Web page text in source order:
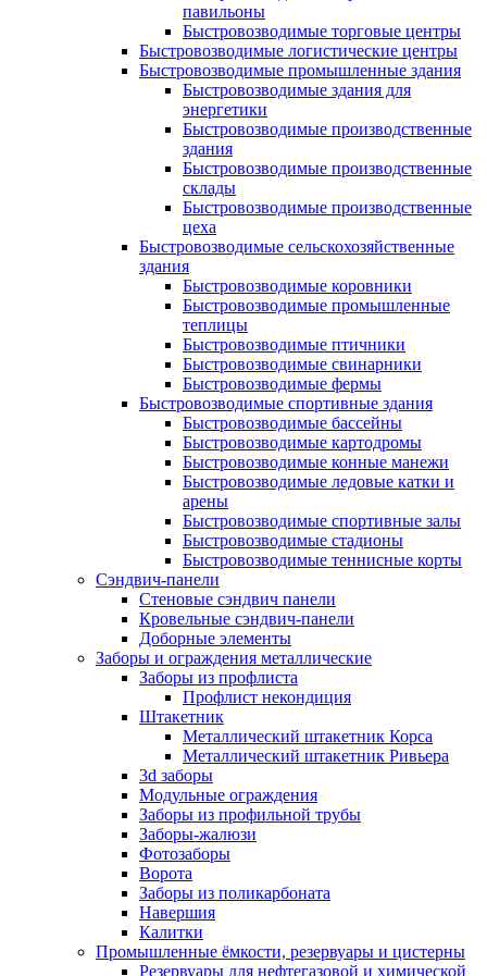
павильоны
Быстровозводимые торговые центры
Быстровозводимые логистические центры
Быстровозводимые промышленные здания
Быстровозводимые здания для
энергетики
Быстровозводимые производственные
здания
Быстровозводимые производственные
склады
Быстровозводимые производственные
цеха
Быстровозводимые сельскохозяйственные
здания
Быстровозводимые коровники
Быстровозводимые промышленные
теплицы
Быстровозводимые птичники
Быстровозводимые свинарники
Быстровозводимые фермы
Быстровозводимые спортивные здания
Быстровозводимые бассейны
Быстровозводимые картодромы
Быстровозводимые конные манежи
Быстровозводимые ледовые катки и
арены
Быстровозводимые спортивные залы
Быстровозводимые стадионы
Быстровозводимые теннисные корты
Сэндвич-панели
Стеновые сэндвич панели
Кровельные сэндвич-панели
Доборные элементы
Заборы и ограждения металлические
Заборы из профлиста
Профлист некондиция
Штакетник
Металлический штакетник Корса
Металлический штакетник Ривьера
3d заборы
Модульные ограждения
Заборы из профильной трубы
Заборы-жалюзи
Фотозаборы
Ворота
Заборы из поликарбоната
Навершия
Калитки
Промышленные ёмкости, резервуары и цистерны
Резервуары для нефтегазовой и химической